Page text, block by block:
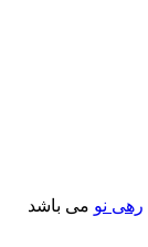
رهی نو می باشد